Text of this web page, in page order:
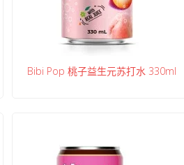
Bibi Pop 桃子益生元苏打水 330ml